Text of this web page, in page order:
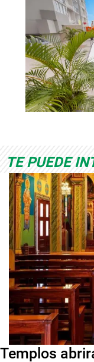
TE PUEDE
Templos